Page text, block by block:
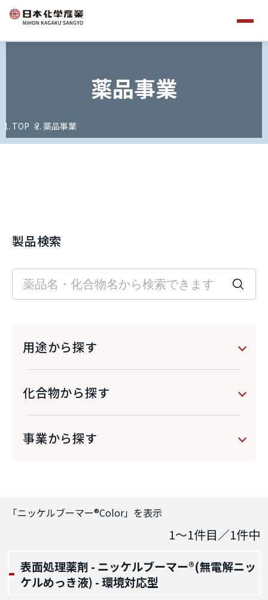
薬品事業
TOP 薬品事業
製品検索
用途から探す
化合物から探す
事業から探す
「ニッケルブーマー®Color」を表示
1～1件目／1件中
表面処理薬剤 - ニッケルブーマー®(無電解ニッ
ケルめっき液) - 環境対応型